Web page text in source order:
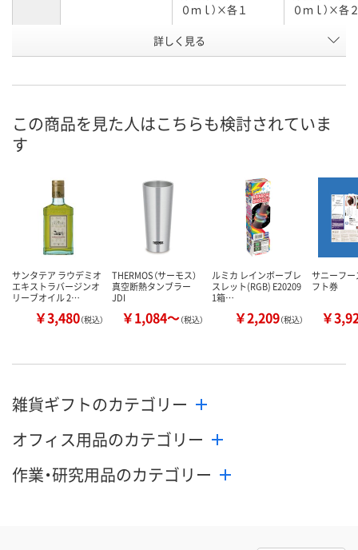
０ｍｌ）×各１
０ｍｌ）×各
WXA5781 WXA5782
カゴへ カゴへ
詳しく見る
この商品を見た人はこちらも検討されていま
す
サンタテア ラウデミオ
エキストラバージンオ
リーブオイル 2…
￥3,480（税込）
THERMOS（サーモス）
真空断熱タンブラー
JDI
￥1,084～（税込）
ルミカ レインボーブレ
スレット(RGB) E20209
1箱…
￥2,209（税込）
サニーフ
フト券
￥
雑貨ギフトのカテゴリー
オフィス用品のカテゴリー
作業・研究用品のカテゴリー